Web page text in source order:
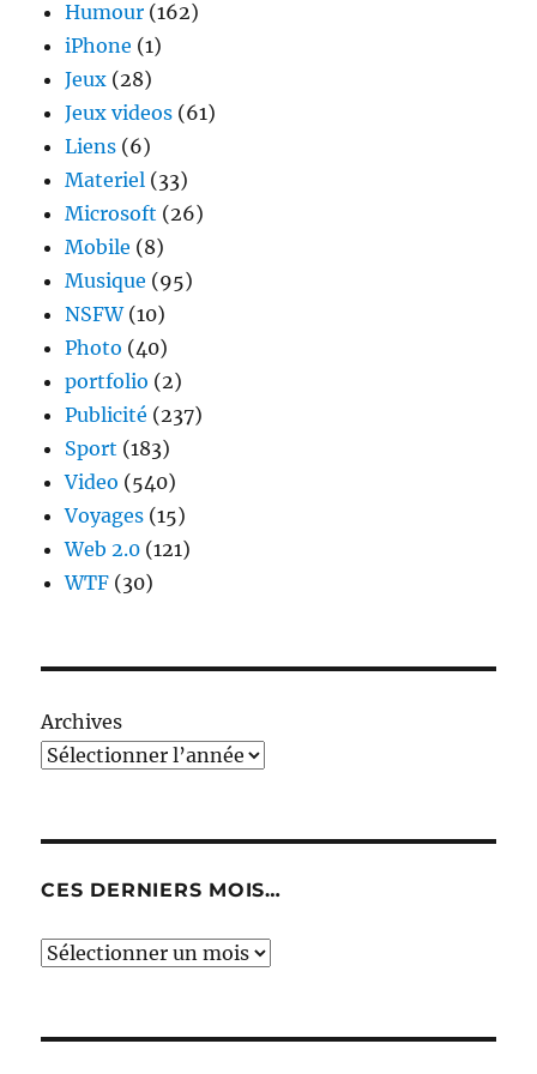
Humour (162)
iPhone (1)
Jeux (28)
Jeux videos (61)
Liens (6)
Materiel (33)
Microsoft (26)
Mobile (8)
Musique (95)
NSFW(10)
Photo (40)
portfolio (2)
Publicité (237)
Sport (183)
Video (540)
Voyages (15)
Web 2.0 (121)
WTF (30)
Archives
CES DERNIERS MOIS…
Ces